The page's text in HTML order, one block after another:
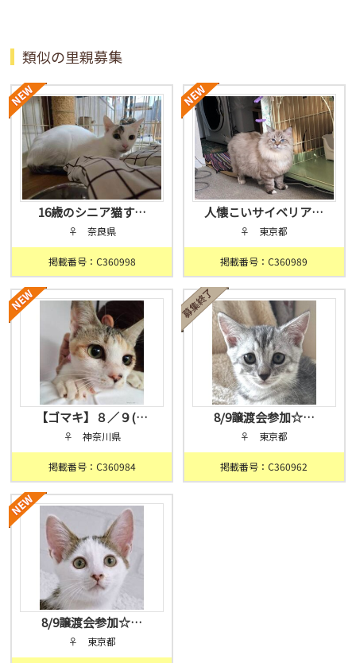
類似の里親募集
16歳のシニア猫す…
♀ 奈良県
掲載番号：C360998
人懐こいサイベリア…
♀ 東京都
掲載番号：C360989
【ゴマキ】８／９(…
♀ 神奈川県
掲載番号：C360984
8/9譲渡会参加☆…
♀ 東京都
掲載番号：C360962
8/9譲渡会参加☆…
♀ 東京都